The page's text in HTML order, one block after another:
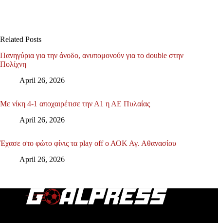
Related Posts
Πανηγύρια για την άνοδο, ανυπομονούν για το double στην
Πολίχνη
April 26, 2026
Με νίκη 4-1 αποχαιρέτισε την Α1 η ΑΕ Πυλαίας
April 26, 2026
Έχασε στο φώτο φίνις τα play off ο ΑΟΚ Αγ. Αθανασίου
April 26, 2026